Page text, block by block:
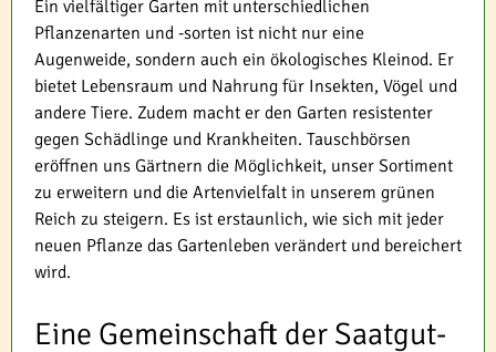
Ein vielfältiger Garten mit unterschiedlichen
Pflanzenarten und -sorten ist nicht nur eine
Augenweide, sondern auch ein ökologisches Kleinod. Er
bietet Lebensraum und Nahrung für Insekten, Vögel und
andere Tiere. Zudem macht er den Garten resistenter
gegen Schädlinge und Krankheiten. Tauschbörsen
eröffnen uns Gärtnern die Möglichkeit, unser Sortiment
zu erweitern und die Artenvielfalt in unserem grünen
Reich zu steigern. Es ist erstaunlich, wie sich mit jeder
neuen Pflanze das Gartenleben verändert und bereichert
wird.
Eine Gemeinschaft der Saatgut-